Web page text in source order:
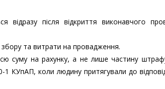
відразу після відкриття виконавчого
та витрати на провадження.
суму на рахунку, а не лише частину
КУпАП, коли людину притягували до